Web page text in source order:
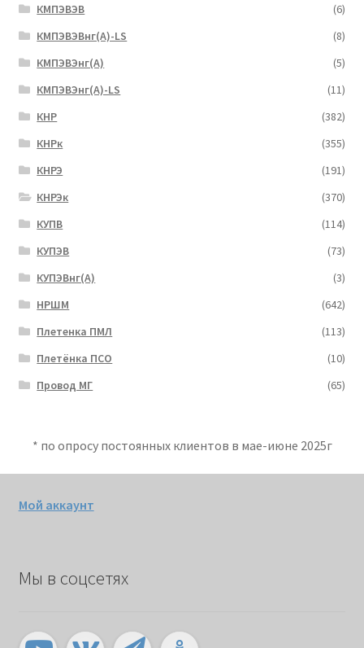
КМПЭВЭВ
(6)
КМПЭВЭВнг(А)-LS
(8)
КМПЭВЭнг(А)
(5)
КМПЭВЭнг(А)-LS
(11)
КНР
(382)
КНРк
(355)
КНРЭ
(191)
КНРЭк
(370)
КУПВ
(114)
КУПЭВ
(73)
КУПЭВнг(А)
(3)
НРШМ
(642)
Плетенка ПМЛ
(113)
Плетёнка ПСО
(10)
Провод МГ
(65)
* по опросу постоянных клиентов в мае-июне 2025г
Мой аккаунт
Мы в соцсетях